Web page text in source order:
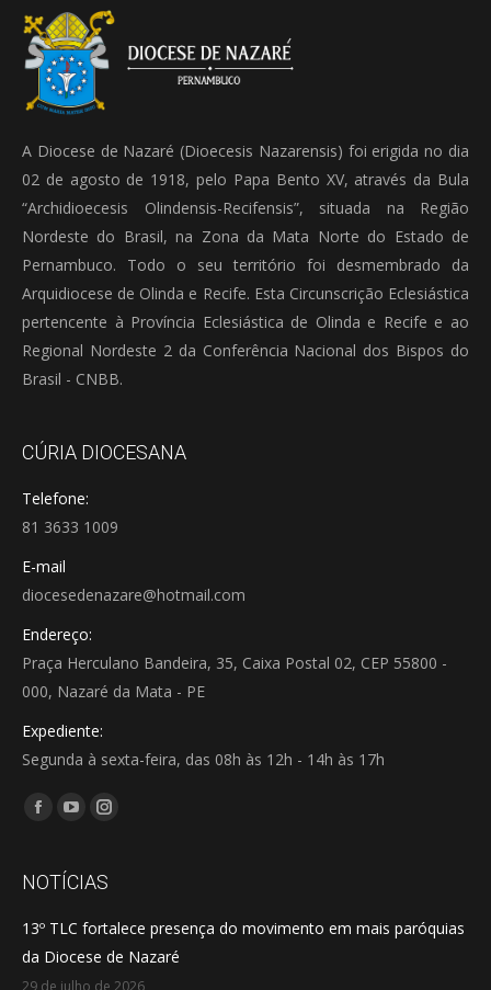
A Diocese de Nazaré (Dioecesis Nazarensis) foi erigida no dia
02 de agosto de 1918, pelo Papa Bento XV, através da Bula
“Archidioecesis Olindensis-Recifensis”, situada na Região
Nordeste do Brasil, na Zona da Mata Norte do Estado de
Pernambuco. Todo o seu território foi desmembrado da
Arquidiocese de Olinda e Recife. Esta Circunscrição Eclesiástica
pertencente à Província Eclesiástica de Olinda e Recife e ao
Regional Nordeste 2 da Conferência Nacional dos Bispos do
Brasil - CNBB.
CÚRIA DIOCESANA
Telefone:
81 3633 1009
E-mail
diocesedenazare@hotmail.com
Endereço:
Praça Herculano Bandeira, 35, Caixa Postal 02, CEP 55800 -
000, Nazaré da Mata - PE
Expediente:
Segunda à sexta-feira, das 08h às 12h - 14h às 17h
Encontre-nos em:
Facebook
opens
new
window
YouTube
opens
new
window
Instagram
opens
new
window
NOTÍCIAS
13º TLC fortalece presença do movimento em mais paróquias
da Diocese de Nazaré
29 de julho de 2026